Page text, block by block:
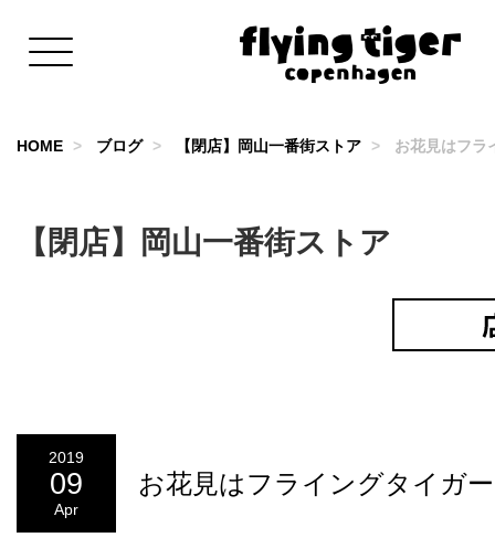
HOME ブログ 【閉店】岡山一番街ストア お花見はフラ
【閉店】岡山一番街ストア
2019
09
Apr
お花見はフライングタイガ